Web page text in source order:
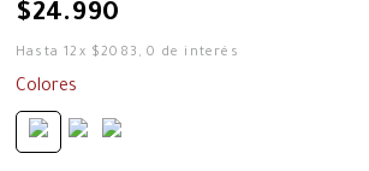
$24.990
Hasta12 x $2083 ,0 de interés
Colores